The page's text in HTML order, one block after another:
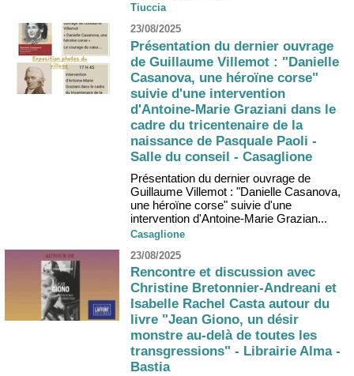
Tiuccia
23/08/2025
Présentation du dernier ouvrage
de Guillaume Villemot : "Danielle
Casanova, une héroïne corse"
suivie d'une intervention
d'Antoine-Marie Graziani dans le
cadre du tricentenaire de la
naissance de Pasquale Paoli -
Salle du conseil - Casaglione
Présentation du dernier ouvrage de
Guillaume Villemot : "Danielle Casanova,
une héroïne corse" suivie d'une
intervention d'Antoine-Marie Grazian...
Casaglione
23/08/2025
Rencontre et discussion avec
Christine Bretonnier-Andreani et
Isabelle Rachel Casta autour du
livre "Jean Giono, un désir
monstre au-delà de toutes les
transgressions" - Librairie Alma -
Bastia